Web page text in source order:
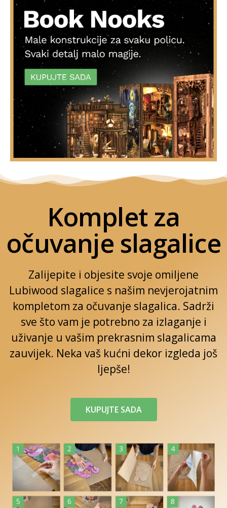
Komplet za
očuvanje slagalice
Zalijepite i objesite svoje omiljene
Lubiwood slagalice s našim nevjerojatnim
kompletom za očuvanje slagalica. Sadrži
sve što vam je potrebno za izlaganje i
uživanje u vašim prekrasnim slagalicama
zauvijek. Neka vaš kućni dekor izgleda još
ljepše!
KUPUJTE SADA